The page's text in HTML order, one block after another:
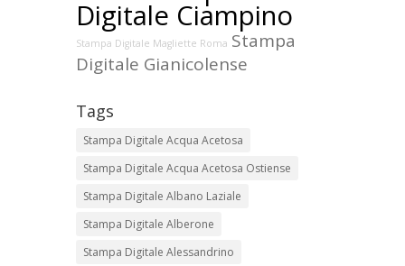
Digitale Ciampino
Stampa Digitale Magliette Roma Stampa
Digitale Gianicolense
Tags
Stampa Digitale Acqua Acetosa
Stampa Digitale Acqua Acetosa Ostiense
Stampa Digitale Albano Laziale
Stampa Digitale Alberone
Stampa Digitale Alessandrino